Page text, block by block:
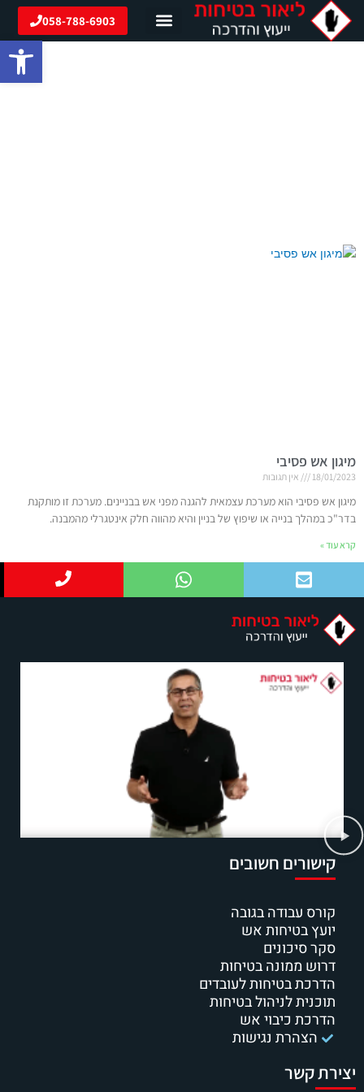
פתח
דילוג
לתוכן
058-788-6903
מיגון אש פסיבי
18/01/2023 אין תגובות
מיגון אש פסיבי הוא מערכת עצמאית להגנה מפני אש בבניינים. מערכת זו מותקנת
בדר"כ במהלך בנייה או שיפוץ של בניין והיא מהווה חלק אינטגרלי מהמבנה.
קרא עוד »
קישורים חשובים
קורס עבודה בגובה
יועץ בטיחות אש
סקר סיכונים
דרוש ממונה בטיחות
הדרכת בטיחות לעובדים
תוכנית לניהול בטיחות
הדרכת כיבוי אש
הצהרת נגישות
יצירת קשר